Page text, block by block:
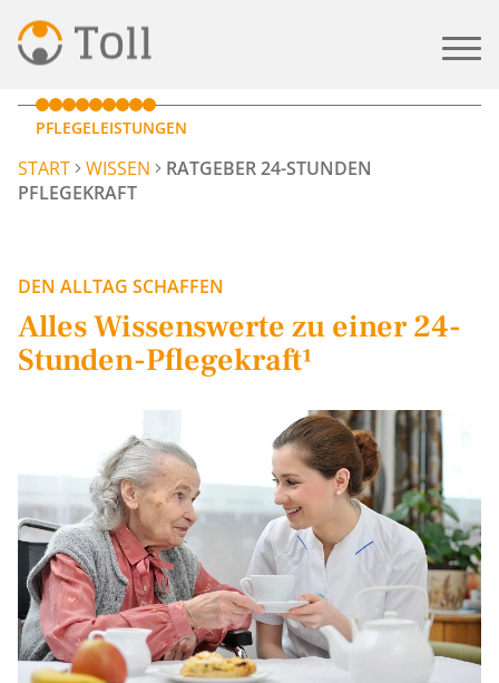
PFLEGELEISTUNGEN
START WISSEN
RATGEBER 24-STUNDEN
PFLEGEKRAFT
DEN ALLTAG SCHAFFEN
Alles Wissenswerte zu einer 24-
Stunden-Pflegekraft¹